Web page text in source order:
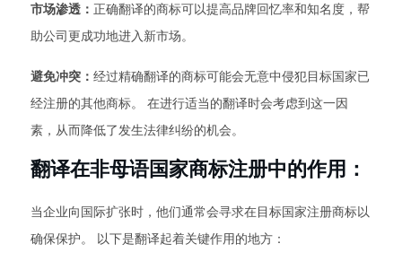
市场渗透： 正确翻译的商标可以提高品牌回忆率和知名度，帮
助公司更成功地进入新市场。
避免冲突： 经过精确翻译的商标可能会无意中侵犯目标国家已
经注册的其他商标。 在进行适当的翻译时会考虑到这一因
素，从而降低了发生法律纠纷的机会。
翻译在非母语国家商标注册中的作用：
当企业向国际扩张时，他们通常会寻求在目标国家注册商标以
确保保护。 以下是翻译起着关键作用的地方：